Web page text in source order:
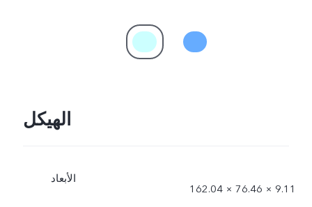
الهيكل
الأبعاد
162.04 × 76.46 × 9.11